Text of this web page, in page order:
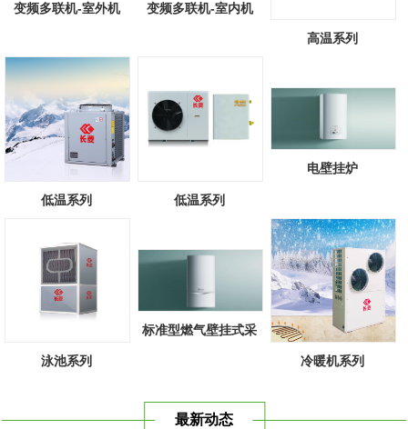
变频多联机-室外机 变频多联机-室内机
高温系列
低温系列 低温系列
电壁挂炉
泳池系列
标准型燃气壁挂式采
冷暖机系列
最新动态